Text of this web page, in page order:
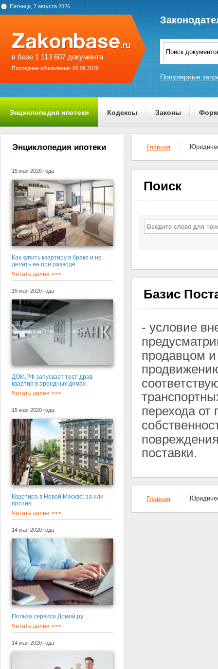
Пятница, 7 августа 2026
в базе 1 113 607 документа
Последнее обновление: 06.08.2026
Популярные
Энциклопедия ипотеки Кодексы Законы
О проекте
Энциклопедия ипотеки
15 мая 2020 года
Как купить квартиру в браке и не
делить ее при разводе
Читать далее >>>
15 мая 2020 года
ДОМ.РФ запускает тест-драв
квартир в арендных домах
Читать далее >>>
15 мая 2020 года
Квартира в Новой Москве: за или
против
Читать далее >>>
14 мая 2020 года
Польза сервиса Домой.ру
Читать далее >>>
14 мая 2020 года
Главная
Поиск
Базис
- условие
продавцом и
перехода от
поставки.
Главная